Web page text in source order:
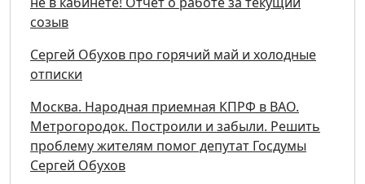
созыв
Сергей Обухов про горячий май и холодные
отписки
Москва. Народная приемная КПРФ в ВАО.
Метрогородок. Построили и забыли. Решить
проблему жителям помог депутат Госдумы
Сергей Обухов